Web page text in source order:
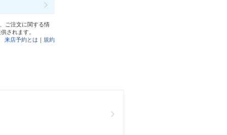
ご注文に関する情
されます。
来店予約とは ｜規約